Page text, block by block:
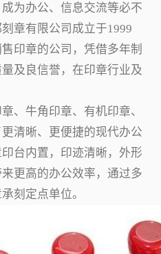
为办公、信息交流等必不
章有限公司成立于1999
印章的公司，凭借多年制
及良信誉，在印章行业及
、牛角印章、有机印章、
清晰、更便捷的现代办公
台内置，印迹清晰，外形
更高的办公效率，通过多
刻定点单位。